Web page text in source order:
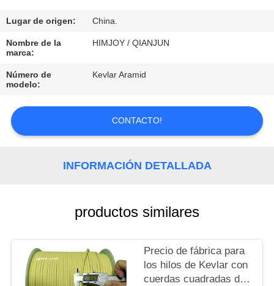
CALIDAD
CONTACTO
NOTICIAS
DEL
SITIO
Lugar de origen: China.
Nombre de la
marca:
HIMJOY / QIANJUN
Número de
modelo:
Kevlar Aramid
CONTACTO!
INFORMACIÓN DETALLADA
productos similares
Precio de fábrica para
los hilos de Kevlar con
cuerdas cuadradas de